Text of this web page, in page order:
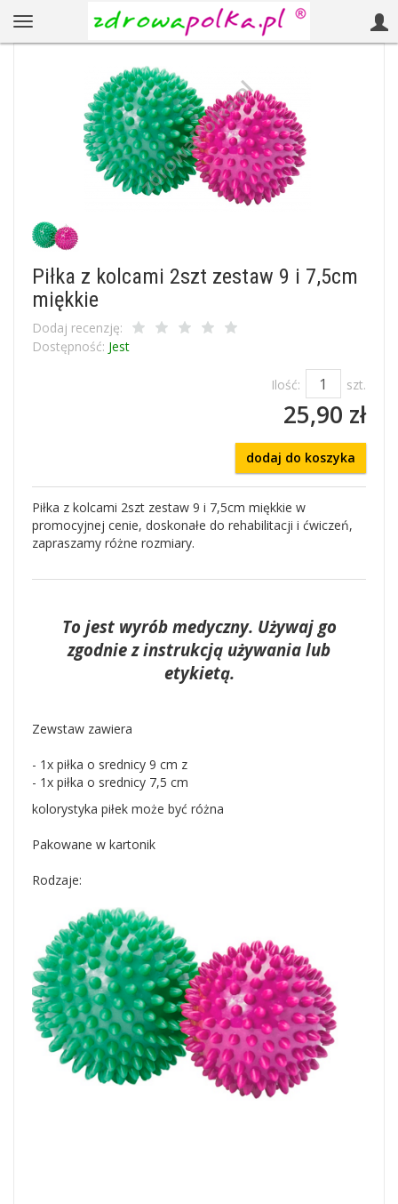
Piłka z kolcami 2szt zestaw 9 i 7,5cm
miękkie
Dodaj recenzję:
Dostępność: Jest
Ilość: szt.
25,90 zł
dodaj do koszyka
Piłka z kolcami 2szt zestaw 9 i 7,5cm miękkie w
promocyjnej cenie, doskonałe do rehabilitacji i ćwiczeń,
zapraszamy różne rozmiary.
To jest wyrób medyczny. Używaj go
zgodnie z instrukcją używania lub
etykietą.
Zewstaw zawiera
- 1x piłka o srednicy 9 cm z
- 1x piłka o srednicy 7,5 cm
kolorystyka piłek może być różna
Pakowane w kartonik
Rodzaje: